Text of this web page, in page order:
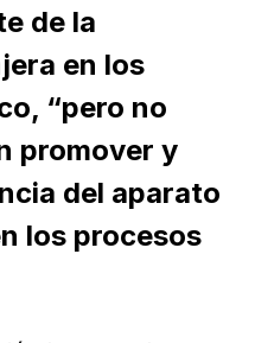
de la
en los
“pero no
promover y
del aparato
los procesos